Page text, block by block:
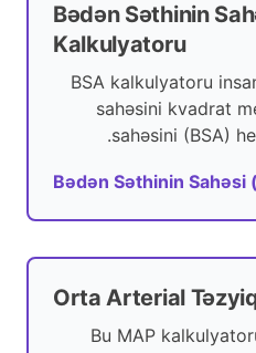
Bədən Səthinin
Kalkulyatoru
BSA kalkulyatoru
sahəsini kvadrat
sahəsini (BSA)
Bədən Səthinin Sahəsi
Orta Arterial
Bu MAP